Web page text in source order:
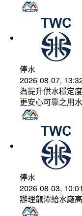
停水
2026-08-07,
為提升供水穩定
更安心可靠之用
停水
2026-08-03,
辦理龍潭給水廠